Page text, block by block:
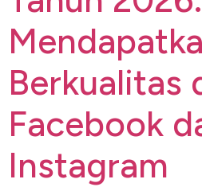
Berkualitas
Facebook
Instagram